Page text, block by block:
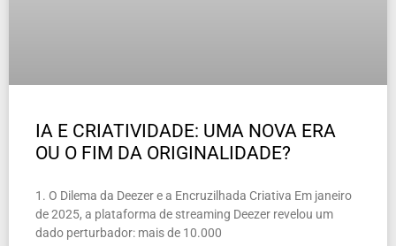
IA E CRIATIVIDADE: UMA NOVA ERA
OU O FIM DA ORIGINALIDADE?
1. O Dilema da Deezer e a Encruzilhada Criativa Em janeiro
de 2025, a plataforma de streaming Deezer revelou um
dado perturbador: mais de 10.000